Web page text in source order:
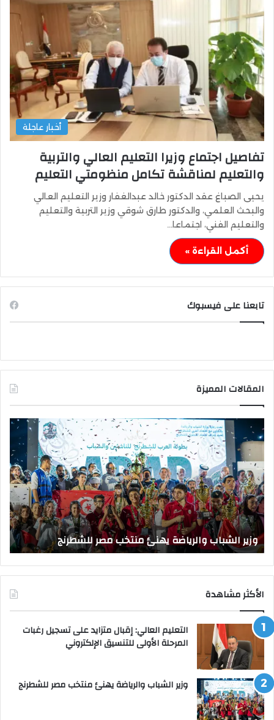
أخبار عاجلة
تفاصيل اجتماع وزيرا التعليم العالي والتربية
والتعليم لمناقشة تكامل منظومتي التعليم
يحيى الصباغ عقد الدكتور خالد عبدالغفار وزير التعليم العالي
والبحث العلمي، والدكتور طارق شوقي وزير التربية والتعليم
والتعليم الفني، اجتماعا…
أكمل القراءة »
تابعنا على فيسبوك
المقالات المميزة
الشباب
والرياضة
يهنئ
منتخب
مصر
للشطرنج
وزير الشباب والرياضة يهنئ منتخب مصر للشطرنج
الأكثر مشاهدة
التعليم العالي: إقبال متزايد على تسجيل رغبات
المرحلة الأولى للتنسيق الإلكتروني
وزير الشباب والرياضة يهنئ منتخب مصر للشطرنج